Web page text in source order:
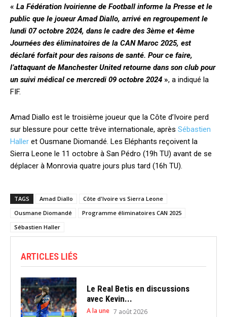
« La Fédération Ivoirienne de Football informe la Presse et le
public que le joueur Amad Diallo, arrivé en regroupement le
lundi 07 octobre 2024, dans le cadre des 3ème et 4ème
Journées des éliminatoires de la CAN Maroc 2025, est
déclaré forfait pour des raisons de santé. Pour ce faire,
l’attaquant de Manchester United retourne dans son club pour
un suivi médical ce mercredi 09 octobre 2024 », a indiqué la
FIF.
Amad Diallo est le troisième joueur que la Côte d’Ivoire perd
sur blessure pour cette trêve internationale, après Sébastien
Haller et Ousmane Diomandé. Les Eléphants reçoivent la
Sierra Leone le 11 octobre à San Pédro (19h TU) avant de se
déplacer à Monrovia quatre jours plus tard (16h TU).
TAGS Amad Diallo
Côte d'Ivoire vs Sierra Leone
Ousmane Diomandé
Programme éliminatoires CAN 2025
Sébastien Haller
ARTICLES LIÉS
Le Real Betis en discussions
avec Kevin...
A la une 7 août 2026